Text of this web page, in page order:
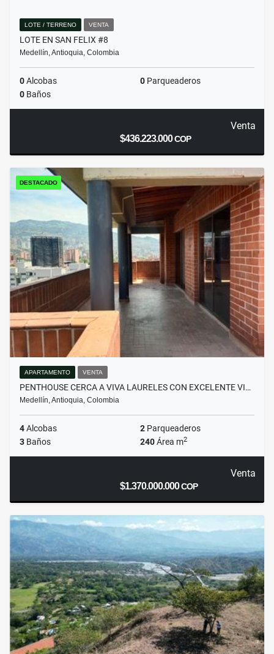
LOTE / TERRENO VENTA
LOTE EN SAN FELIX #8
Medellín, Antioquia, Colombia
0Alcobas 0 Parqueaderos
0 Baños
Venta
$436.223.000COP
DESTACADO
APARTAMENTO VENTA
PENTHOUSE CERCA A VIVA LAURELES CON EXCELENTE VI…
Medellín, Antioquia, Colombia
4Alcobas 2 Parqueaderos
3 Baños 240Área m2
Venta
$1.370.000.000COP